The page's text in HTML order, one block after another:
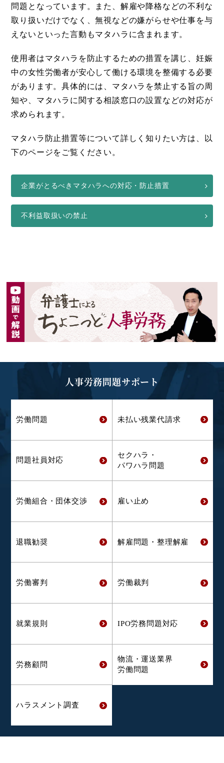
問題となっています。また、解雇や降格などの不利な
取り扱いだけでなく、無視などの嫌がらせや仕事を与
えないといった言動もマタハラに含まれます。
使用者はマタハラを防止するための措置を講じ、妊娠
中の女性労働者が安心して働ける環境を整備する必要
があります。具体的には、マタハラを禁止する旨の周
知や、マタハラに関する相談窓口の設置などの対応が
求められます。
マタハラ防止措置等について詳しく知りたい方は、以
下のページをご覧ください。
企業がとるべきマタハラへの対応・防止措置
不利益取扱いの禁止
人事労務問題サポート
労働問題 未払い残業代請求
問題社員対応
セクハラ・
パワハラ問題
労働組合・ 団体交渉 雇い止め
退職勧奨 解雇問題・ 整理解雇
労働審判 労働裁判
就業規則 IPO労務問題対応
労務顧問
物流・運送業界
労働問題
ハラスメント調査